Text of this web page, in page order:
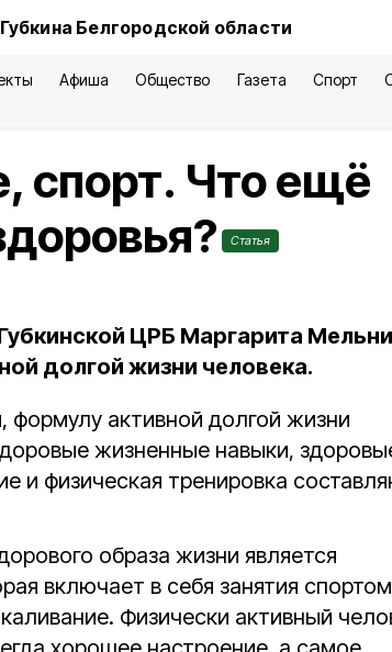
Белгородской области
Афиша Общество Газета Спорт
спорт. Что ещё
Статья
ЦРБ Маргарита
долгой жизни человека.
формулу активной долгой жизни
жизненные навыки,
и физическая тренировка
образа жизни является
включает в себя занятия
Физически активный